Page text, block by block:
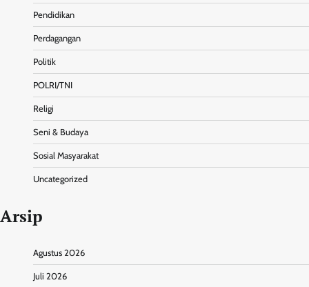
Pendidikan
Perdagangan
Politik
POLRI/TNI
Religi
Seni & Budaya
Sosial Masyarakat
Uncategorized
Arsip
Agustus 2026
Juli 2026